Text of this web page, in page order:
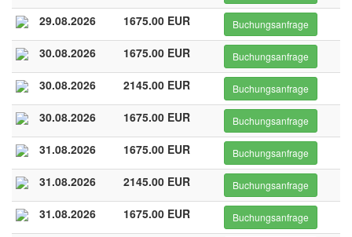
29.08.2026 1675.00 EUR Buchungsanfrage
30.08.2026 1675.00 EUR Buchungsanfrage
30.08.2026 2145.00 EUR Buchungsanfrage
30.08.2026 1675.00 EUR Buchungsanfrage
31.08.2026 1675.00 EUR Buchungsanfrage
31.08.2026 2145.00 EUR Buchungsanfrage
31.08.2026 1675.00 EUR Buchungsanfrage